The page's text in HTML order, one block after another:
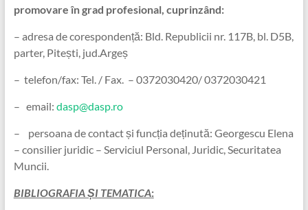
promovare în grad profesional, cuprinzând:
– adresa de corespondență: Bld. Republicii nr. 117B, bl. D5B,
parter, Pitești, jud.Argeș
– telefon/fax: Tel. / Fax. – 0372030420/ 0372030421
– email: dasp@dasp.ro
– persoana de contact și funcția deținută: Georgescu Elena
– consilier juridic – Serviciul Personal, Juridic, Securitatea
Muncii.
BIBLIOGRAFIA ȘI TEMATICA: